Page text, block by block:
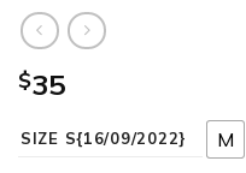
$35
SIZE S{16/09/2022} M